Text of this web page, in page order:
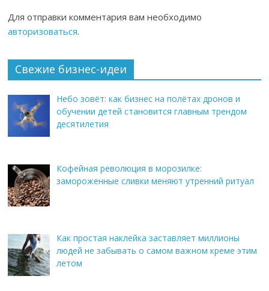
Для отправки комментария вам необходимо
авторизоваться.
Свежие бизнес-идеи
Небо зовёт: как бизнес на полётах дронов и
обучении детей становится главным трендом
десятилетия
Кофейная революция в морозилке:
замороженные сливки меняют утренний ритуал
Как простая наклейка заставляет миллионы
людей не забывать о самом важном креме этим
летом